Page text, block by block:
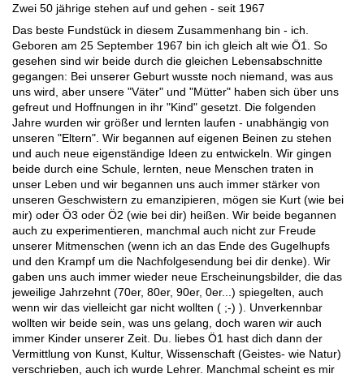
Zwei 50 jährige stehen auf und gehen - seit 1967
Das beste Fundstück in diesem Zusammenhang bin - ich.
Geboren am 25 September 1967 bin ich gleich alt wie Ö1. So
gesehen sind wir beide durch die gleichen Lebensabschnitte
gegangen: Bei unserer Geburt wusste noch niemand, was aus
uns wird, aber unsere "Väter" und "Mütter" haben sich über uns
gefreut und Hoffnungen in ihr "Kind" gesetzt. Die folgenden
Jahre wurden wir größer und lernten laufen - unabhängig von
unseren "Eltern". Wir begannen auf eigenen Beinen zu stehen
und auch neue eigenständige Ideen zu entwickeln. Wir gingen
beide durch eine Schule, lernten, neue Menschen traten in
unser Leben und wir begannen uns auch immer stärker von
unseren Geschwistern zu emanzipieren, mögen sie Kurt (wie bei
mir) oder Ö3 oder Ö2 (wie bei dir) heißen. Wir beide begannen
auch zu experimentieren, manchmal auch nicht zur Freude
unserer Mitmenschen (wenn ich an das Ende des Gugelhupfs
und den Krampf um die Nachfolgesendung bei dir denke). Wir
gaben uns auch immer wieder neue Erscheinungsbilder, die das
jeweilige Jahrzehnt (70er, 80er, 90er, 0er...) spiegelten, auch
wenn wir das vielleicht gar nicht wollten ( ;-) ). Unverkennbar
wollten wir beide sein, was uns gelang, doch waren wir auch
immer Kinder unserer Zeit. Du. liebes Ö1 hast dich dann der
Vermittlung von Kunst, Kultur, Wissenschaft (Geistes- wie Natur)
verschrieben, auch ich wurde Lehrer. Manchmal scheint es mir